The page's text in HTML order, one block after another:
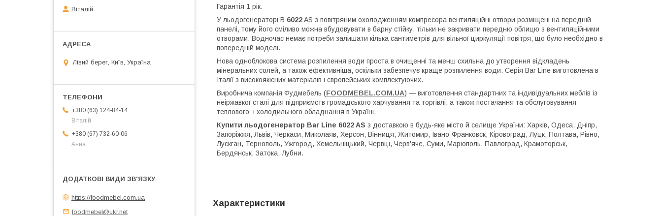
Гарантія 1 рік.
У льодогенераторі B 6022AS з повітряним охолодженням компресора вентиляційні отвори розміщені на передній
панелі, тому його сміливо можна вбудовувати в барну стійку, тільки не закривати передню облицю з вентиляційними
отворами. Водночас немає потреби залишати кілька сантиметрів для вільної циркуляції повітря, що було необхідно в
попередній моделі.
Нова одноблокова система розпилення води проста в очищенні та менш схильна до утворення відкладень
мінеральних солей, а також ефективніша, оскільки забезпечує краще розпилення води. Серія Bar Line виготовлена в
Італії з високоякісних матеріалів і європейських комплектуючих.
Виробнича компанія Фудмебель (FOODMEBEL.СOM.UA) — виготовлення стандартних та індивідуальних меблів із
неіржавкої сталі для підприємств громадського харчування та торгівлі, а також постачання та обслуговування
теплового і холодильного обладнання в Україні.
Купити льодогенератор Bar Line 6022 AS з доставкою в будь-яке місто й селище України: Харків, Одеса, Дніпр,
Запоріжжя, Львів, Черкаси, Миколаяв, Херсон, Вінниця, Житомир, Івано-Франковск, Кіровоград, Луцк, Полтава, Рівно,
Лускган, Тернополь, Ужгород, Хемельніцький, Червці, Черв'яче, Суми, Маріополь, Павлоград, Крамоторськ,
Бердянськ, Затока, Лубни.
Характеристики
Віталій
Лівий берег, Київ, Україна
+380 (63) 124-84-14
Віталій
+380 (67) 732-60-06
Анна
https://foodmebel.com.ua
foodmebel@ukr.net